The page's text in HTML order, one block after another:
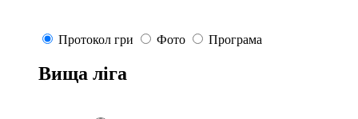
Протокол гри Фото Програма
Вища ліга